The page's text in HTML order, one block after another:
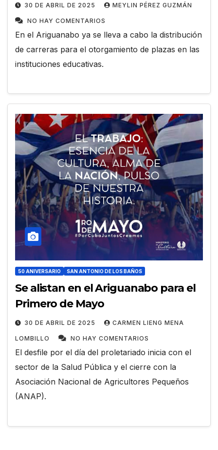
30 DE ABRIL DE 2025 MEYLIN PÉREZ GUZMÁN
NO HAY COMENTARIOS
En el Ariguanabo ya se lleva a cabo la distribución
de carreras para el otorgamiento de plazas en las
instituciones educativas.
50 ANIVERSARIO SAN ANTONIO DE LOS BAÑOS
Se alistan en el Ariguanabo para el
Primero de Mayo
30 DE ABRIL DE 2025 CARMEN LIENG MENA
LOMBILLO NO HAY COMENTARIOS
El desfile por el día del proletariado inicia con el
sector de la Salud Pública y el cierre con la
Asociación Nacional de Agricultores Pequeños
(ANAP).